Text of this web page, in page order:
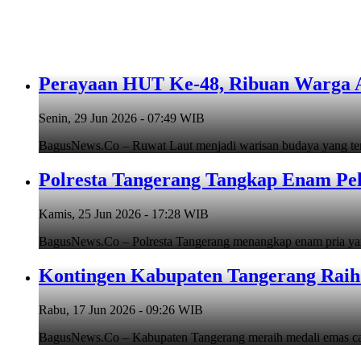
Perayaan HUT Ke-48, Ribuan
Senin, 29 Jun 2026 - 07:49 WIB
BagusNews.Co – Ruwat Laut menjadi warisan budaya yang
Polresta Tangerang Tangkap Enam
Kamis, 25 Jun 2026 - 17:28 WIB
BagusNews.Co – Polresta Tangerang menangkap enam pria
Kontingen Kabupaten Tangerang
Rabu, 17 Jun 2026 - 09:26 WIB
BagusNews.Co – Kabupaten Tangerang meraih medali